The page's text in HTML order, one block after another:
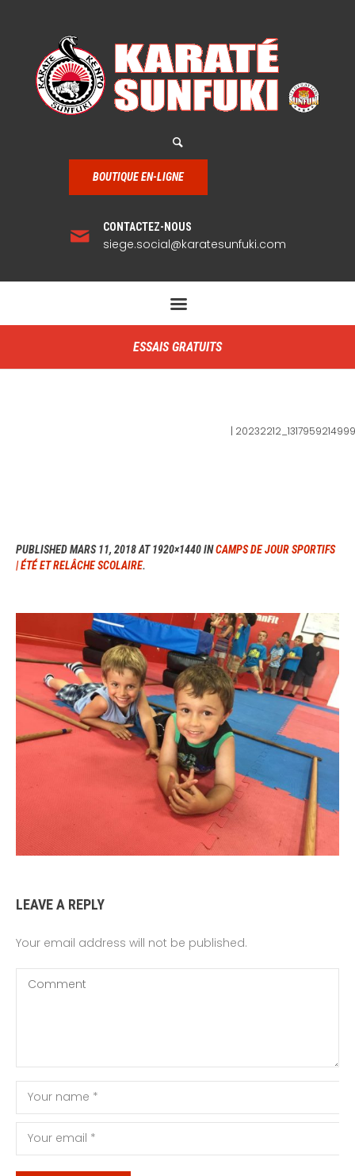
BOUTIQUE EN-LIGNE
CONTACTEZ-NOUS
siege.social@karatesunfuki.com
ESSAIS GRATUITS
|
PUBLISHEDMARS 11, 2018AT 1920×1440 INCAMPS DE JOUR SPORTIFS
| ÉTÉ ET RELÂCHE SCOLAIRE.
LEAVE A REPLY
Your email address will not be published.